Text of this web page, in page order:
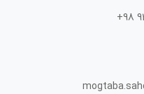
+98